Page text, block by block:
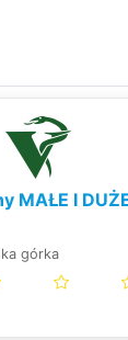
MAŁE I
górka